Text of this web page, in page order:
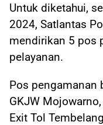
Untuk diketahui,
2024, Satlantas
mendirikan 5 pos
pelayanan.
Pos pengamanan
GKJW
Exit Tol